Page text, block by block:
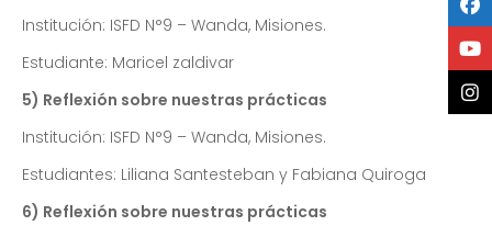
Institución: ISFD N°9 – Wanda, Misiones.
Estudiante: Maricel zaldivar
5) Reflexión sobre nuestras prácticas
Institución: ISFD N°9 – Wanda, Misiones.
Estudiantes: Liliana Santesteban y Fabiana Quiroga
6) Reflexión sobre nuestras prácticas